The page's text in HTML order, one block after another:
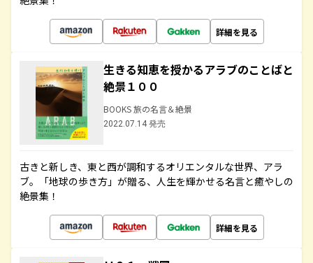
詳細を見る
生きる知恵を授かるアラブのことばと
絶景１００
BOOKS 旅の名言＆絶景
2022.07.14 発売
古きと新しき、東と西が調和するオリエンタルな世界、アラ
ブ。「地球の歩き方」が贈る、人生を輝かせる名言と癒やしの
絶景集！
詳細を見る